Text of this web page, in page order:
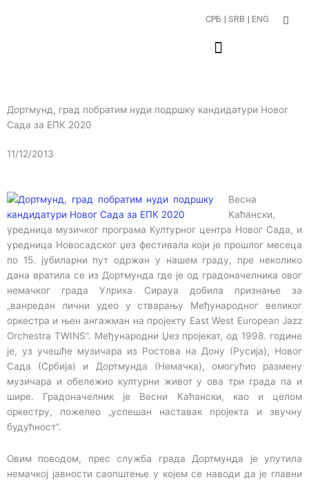
СРБ | SRB | ENG
Дортмунд, град побратим нуди подршку кандидатури Новог
Сада за ЕПК 2020
11/12/2013
Весна
Каћански,
уредница музичког програма Културног центра Новог Сада, и
уредница Новосадског џез фестивала који је прошлог месеца
по 15. јубиларни пут одржан у нашем граду, пре неколико
дана вратила се из Дортмунда где је од градоначелника овог
немачког града Улриха Сирауа добила признање за
„ванредан лични удео у стварању Међународног великог
оркестра и њен ангажман на пројекту East West European Jazz
Orchestra TWINS“. Међународни Џез пројекат, од 1998. године
је, уз учешће музичара из Ростова на Дону (Русија), Новог
Сада (Србија) и Дортмунда (Немачка), омогућио размену
музичара и обележио културни живот у ова три града па и
шире. Градоначелник је Весни Каћански, као и целом
оркестру, пожелео „успешан наставак пројекта и звучну
будућност“.
Овим поводом, прес служба града Дортмунда је упутила
немачкој јавности саопштење у којем се наводи да је главни